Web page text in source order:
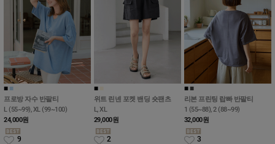
■ ■
프로방 자수 반팔티
L (55~99), XL (99~100)
24,000원
9
■
위트 린넨 포켓 밴딩 숏팬츠
L, XL
29,000원
2
■ ■
리본 프린팅 랍빠 반팔티
1 (55~88), 2 (88~99)
32,000원
3